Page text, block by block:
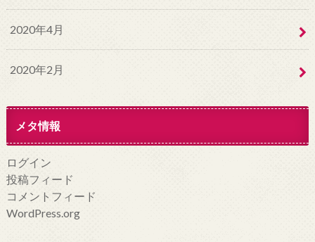
2020年4月
2020年2月
メタ情報
ログイン
投稿フィード
コメントフィード
WordPress.org